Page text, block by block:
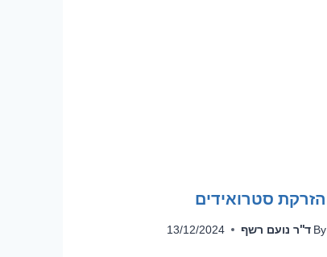
הזרקת סטרואידים
By ד''ר נועם רשף 13/12/2024